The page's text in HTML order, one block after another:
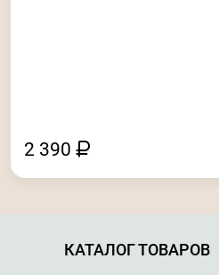
2 390
КАТАЛОГ ТОВАРОВ